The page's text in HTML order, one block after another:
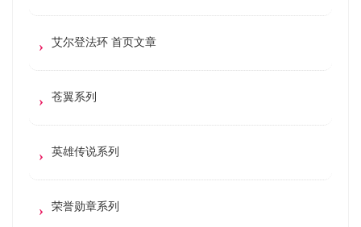
艾尔登法环 首页文章
苍翼系列
英雄传说系列
荣誉勋章系列